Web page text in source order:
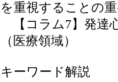
を重視することの
【コラム7】発達
（医療領域）
キーワード解説